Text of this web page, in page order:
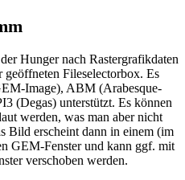
Hunger nach Rastergrafikdaten
Fileselectorbox. Es
Image), ABM (Arabesque-
(Degas) unterstützt. Es können
werden, was man aber nicht
Bild erscheint dann in einem (im
GEM-Fenster und kann ggf. mit
verschoben werden.